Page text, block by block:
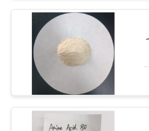
USD 2100-2500 per ton MOQ:1ton